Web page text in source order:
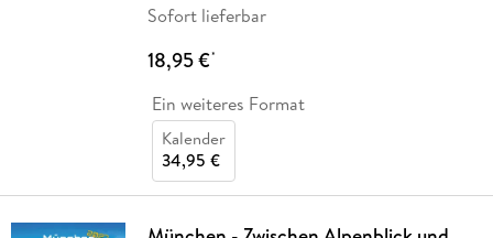
Sofort lieferbar
18,95 €*
Ein weiteres Format
Kalender
34,95 €